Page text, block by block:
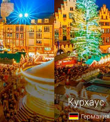
всего
билетов
Курхаус
Германия